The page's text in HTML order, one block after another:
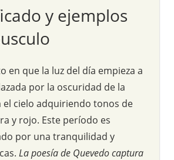
y ejemplos
en que la luz del día empieza a
por la oscuridad de la
el cielo adquiriendo tonos de
y rojo. Este período es
por una tranquilidad y
La poesía de Quevedo captura